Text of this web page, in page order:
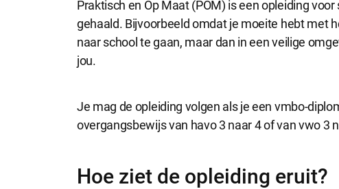
Noodzakelijke
Noodzakelijke
Functionele cookies
website goed
Analytische
Praktisch en Op Maat (POM) is een opleiding
gehaald. Bijvoorbeeld omdat je moeite hebt met
naar school te gaan, maar dan in een veilige
jou.
Je mag de opleiding volgen als je een vmbo-
overgangsbewijs van havo 3 naar 4 of van vwo 3
Hoe ziet de opleiding eruit?